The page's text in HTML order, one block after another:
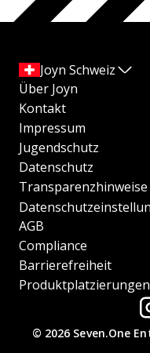
Joyn Schweiz
Über Joyn
Kontakt
Impressum
Jugendschutz
Datenschutz
Transparenzhinweise
AGB
Compliance
Barrierefreiheit
Produktplatzierungen
© 2026 Seven.One